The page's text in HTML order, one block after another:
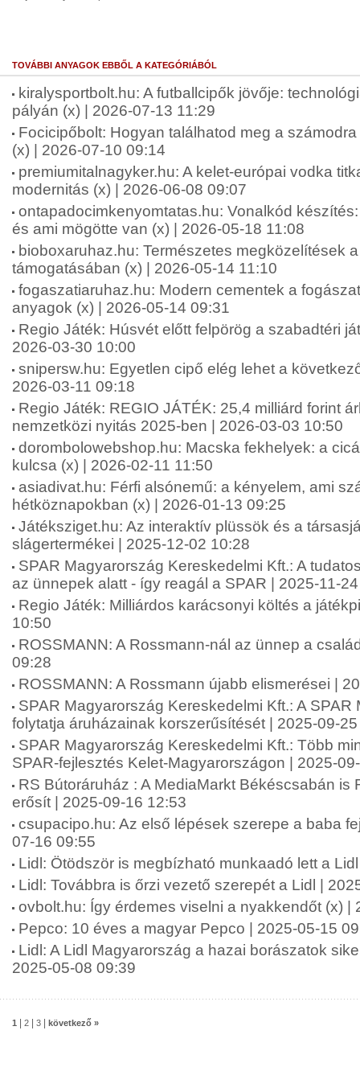
TOVÁBBI ANYAGOK EBBŐL A KATEGÓRIÁBÓL
kiralysportbolt.hu: A futballcipők jövője:
pályán (x) | 2026-07-13 11:29
Focicipőbolt: Hogyan találhatod meg a
(x) | 2026-07-10 09:14
premiumitalnagyker.hu: A kelet-európai vodka
modernitás (x) | 2026-06-08 09:07
ontapadocimkenyomtatas.hu: Vonalkód
és ami mögötte van (x) | 2026-05-18 11:08
bioboxaruhaz.hu: Természetes megközelítések
támogatásában (x) | 2026-05-14 11:10
fogaszatiaruhaz.hu: Modern cementek a
anyagok (x) | 2026-05-14 09:31
Regio Játék: Húsvét előtt felpörög a szabadtéri
2026-03-30 10:00
snipersw.hu: Egyetlen cipő elég lehet a
2026-03-11 09:18
Regio Játék: REGIO JÁTÉK: 25,4 milliárd forint
nemzetközi nyitás 2025-ben | 2026-03-03 10:50
dorombolowebshop.hu: Macska fekhelyek: a
kulcsa (x) | 2026-02-11 11:50
asiadivat.hu: Férfi alsónemű: a kényelem, ami
hétköznapokban (x) | 2026-01-13 09:25
Játéksziget.hu: Az interaktív plüssök és a
slágertermékei | 2025-12-02 10:28
SPAR Magyarország Kereskedelmi Kft.: A
az ünnepek alatt - így reagál a SPAR | 2025-11-
Regio Játék: Milliárdos karácsonyi költés a
10:50
ROSSMANN: A Rossmann-nál az ünnep a
09:28
ROSSMANN: A Rossmann újabb elismerései |
SPAR Magyarország Kereskedelmi Kft.: A SPAR
folytatja áruházainak korszerűsítését | 2025-09-
SPAR Magyarország Kereskedelmi Kft.: Több
SPAR-fejlesztés Kelet-Magyarországon | 2025-
RS Bútoráruház : A MediaMarkt Békéscsabán is
erősít | 2025-09-16 12:53
csupacipo.hu: Az első lépések szerepe a baba
07-16 09:55
Lidl: Ötödször is megbízható munkaadó lett a
Lidl: Továbbra is őrzi vezető szerepét a Lidl |
ovbolt.hu: Így érdemes viselni a nyakkendőt (x) |
Pepco: 10 éves a magyar Pepco | 2025-05-15
Lidl: A Lidl Magyarország a hazai borászatok
2025-05-08 09:39
1 2 3 következő »